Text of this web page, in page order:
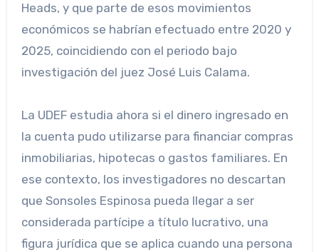
Heads, y que parte de esos movimientos
económicos se habrían efectuado entre 2020 y
2025, coincidiendo con el periodo bajo
investigación del juez José Luis Calama.
La UDEF estudia ahora si el dinero ingresado en
la cuenta pudo utilizarse para financiar compras
inmobiliarias, hipotecas o gastos familiares. En
ese contexto, los investigadores no descartan
que Sonsoles Espinosa pueda llegar a ser
considerada partícipe a título lucrativo, una
figura jurídica que se aplica cuando una persona